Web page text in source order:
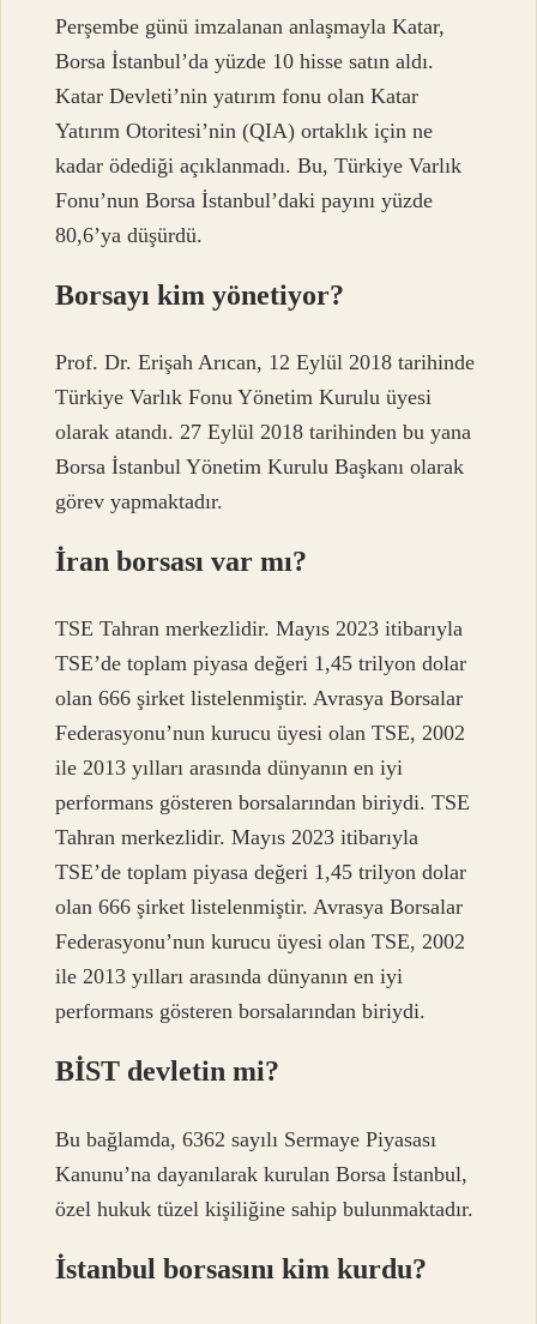
Perşembe günü imzalanan anlaşmayla Katar,
Borsa İstanbul’da yüzde 10 hisse satın aldı.
Katar Devleti’nin yatırım fonu olan Katar
Yatırım Otoritesi’nin (QIA) ortaklık için ne
kadar ödediği açıklanmadı. Bu, Türkiye Varlık
Fonu’nun Borsa İstanbul’daki payını yüzde
80,6’ya düşürdü.
Borsayı kim yönetiyor?
Prof. Dr. Erişah Arıcan, 12 Eylül 2018 tarihinde
Türkiye Varlık Fonu Yönetim Kurulu üyesi
olarak atandı. 27 Eylül 2018 tarihinden bu yana
Borsa İstanbul Yönetim Kurulu Başkanı olarak
görev yapmaktadır.
İran borsası var mı?
TSE Tahran merkezlidir. Mayıs 2023 itibarıyla
TSE’de toplam piyasa değeri 1,45 trilyon dolar
olan 666 şirket listelenmiştir. Avrasya Borsalar
Federasyonu’nun kurucu üyesi olan TSE, 2002
ile 2013 yılları arasında dünyanın en iyi
performans gösteren borsalarından biriydi. TSE
Tahran merkezlidir. Mayıs 2023 itibarıyla
TSE’de toplam piyasa değeri 1,45 trilyon dolar
olan 666 şirket listelenmiştir. Avrasya Borsalar
Federasyonu’nun kurucu üyesi olan TSE, 2002
ile 2013 yılları arasında dünyanın en iyi
performans gösteren borsalarından biriydi.
BİST devletin mi?
Bu bağlamda, 6362 sayılı Sermaye Piyasası
Kanunu’na dayanılarak kurulan Borsa İstanbul,
özel hukuk tüzel kişiliğine sahip bulunmaktadır.
İstanbul borsasını kim kurdu?